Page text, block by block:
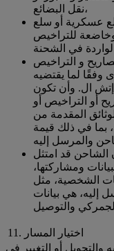
نقل البضائع،
عسكرية أو سلع
للتراخيص
و التراخيص
وفقًا لما يقتضيه
إتش ال. وأن تكون
أو التراخيص أو
المقدمة من
بما في ذلك قيمة
الشاحن قد امتثل
ومشاركتها،
الشخصية، مثل
إليه، هي بيانات
11. اختيار المسار
أو التغيير في